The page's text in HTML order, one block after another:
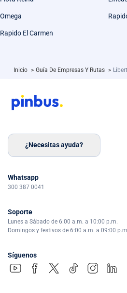
Omega
Rapido El Carmen
Inicio > Guía De Empresas Y Rutas >
¿Necesitas ayuda?
Whatsapp
300 387 0041
Soporte
Lunes a Sábado de 6:00 a.m. a 10:00 p.m.
Domingos y festivos de 6:00 a.m. a 09:00
Síguenos